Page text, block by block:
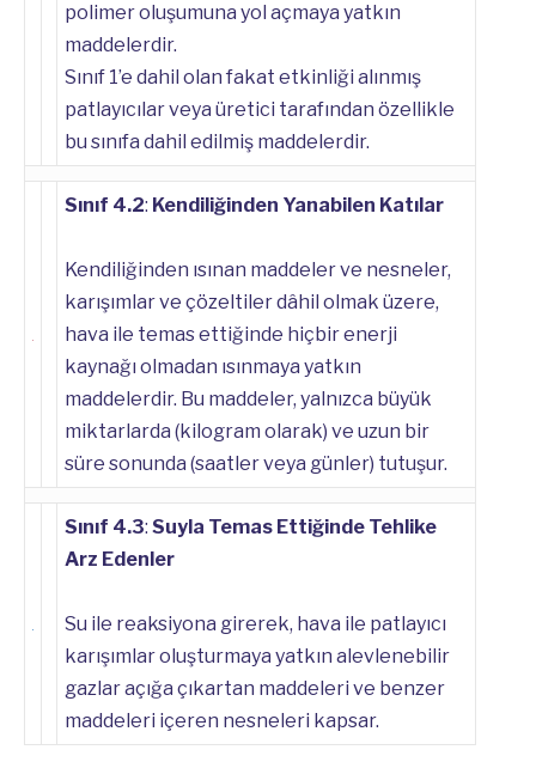
polimer oluşumuna yol açmaya yatkın
maddelerdir.
Sınıf 1’e dahil olan fakat etkinliği alınmış
patlayıcılar veya üretici tarafından özellikle
bu sınıfa dahil edilmiş maddelerdir.
Sınıf 4.2: Kendiliğinden Yanabilen Katılar
Kendiliğinden ısınan maddeler ve nesneler,
karışımlar ve çözeltiler dâhil olmak üzere,
hava ile temas ettiğinde hiçbir enerji
kaynağı olmadan ısınmaya yatkın
maddelerdir. Bu maddeler, yalnızca büyük
miktarlarda (kilogram olarak) ve uzun bir
süre sonunda (saatler veya günler) tutuşur.
Sınıf 4.3: Suyla Temas Ettiğinde Tehlike
Arz Edenler
Su ile reaksiyona girerek, hava ile patlayıcı
karışımlar oluşturmaya yatkın alevlenebilir
gazlar açığa çıkartan maddeleri ve benzer
maddeleri içeren nesneleri kapsar.